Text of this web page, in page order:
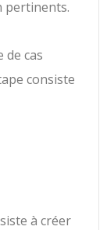
pertinents.
de cas
consiste
à créer